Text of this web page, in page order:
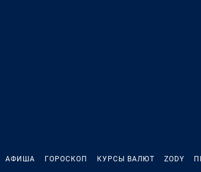
АФИША ГОРОСКОП КУРСЫ ВАЛЮТ ZODY